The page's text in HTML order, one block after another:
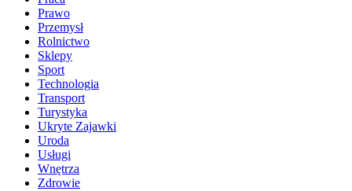
Prawo
Przemysł
Rolnictwo
Sklepy
Sport
Technologia
Transport
Turystyka
Ukryte Zajawki
Uroda
Usługi
Wnętrza
Zdrowie